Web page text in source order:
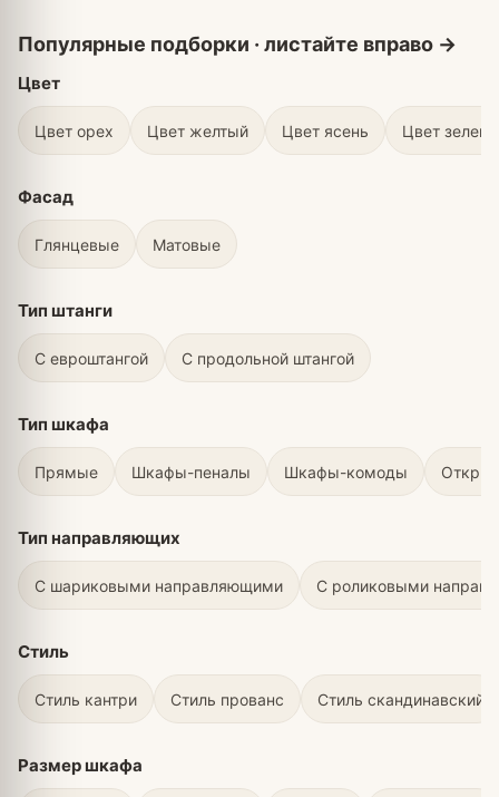
Цвет
Цвет орех Цвет желтый Цвет ясень Цвет
Фасад
Глянцевые Матовые
Тип штанги
С евроштангой С продольной штангой
Тип шкафа
Прямые Шкафы-пеналы Шкафы-комоды
Тип направляющих
С шариковыми направляющими С роликовыми
Стиль
Стиль кантри Стиль прованс Стиль скандинавский
Размер шкафа